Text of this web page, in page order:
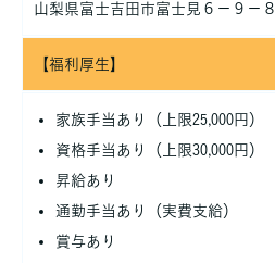
山梨県富士吉田市富士見６－９－８
【福利厚生】
家族手当あり（上限25,000円）
資格手当あり（上限30,000円）
昇給あり
通勤手当あり（実費支給）
賞与あり